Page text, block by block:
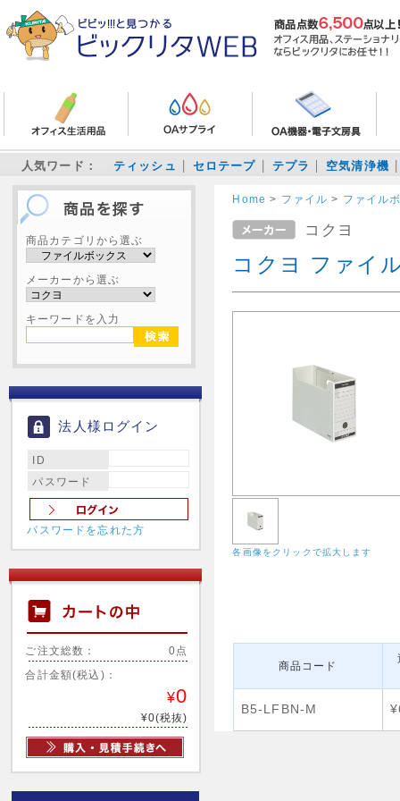
人気ワード： ティッシュ セロテープ テプラ 空気清浄機
商品カテゴリから選ぶ
メーカーから選ぶ
キーワードを入力
法人様ログイン
ID
パスワード
パスワードを忘れた方
ご注文総数： 0点
合計金額(税込)：
¥0
¥0(税抜)
Home > ファイル > ファイル
コクヨ
コクヨ ファイ
各画像をクリックで拡大します
商品コード
B5-LFBN-M